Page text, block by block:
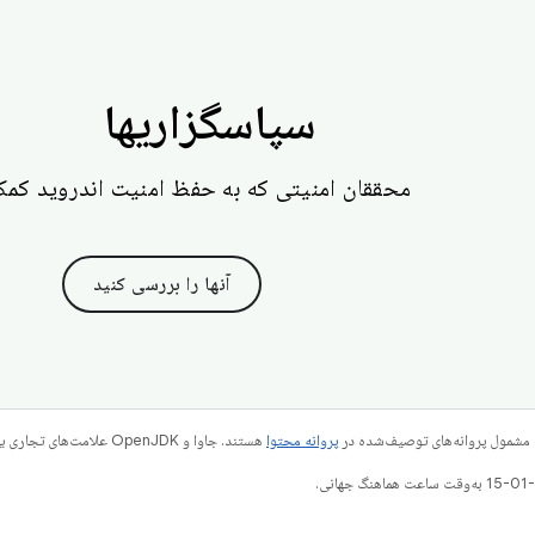
سپاسگزاریها
محققان امنیتی که به حفظ امنیت اندروید
آنها را بررسی کنید
مشمول پروانه‌های توصیف‌شده در پروانه محتوا هستند. جاوا و OpenJDK علامت‌های تجاری یا علامت‌های تجاری ثبت‌شده Oracle و/یا وابسته‌های آن هستند.